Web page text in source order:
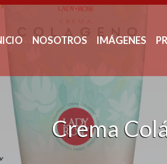
NOSOTROS IMÁGENES
Crema